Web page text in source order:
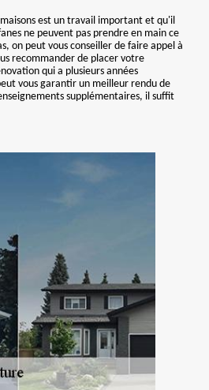
est un travail important et qu'il
ne peuvent pas prendre en main ce
on peut vous conseiller de faire appel à
recommander de placer votre
qui a plusieurs années
vous garantir un meilleur rendu de
supplémentaires, il suffit